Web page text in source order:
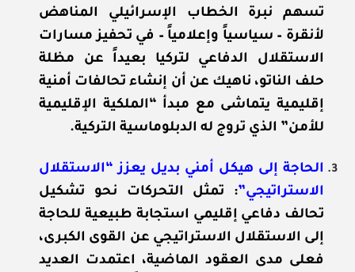
تسهم نبرة الخطاب الإسرائيلي المناهض
لأنقرة – سياسياً وإعلامياً – في تحفيز مسارات
الاستقلال الدفاعي لتركيا بعيداً عن مظلة
حلف الناتو، ناهيك عن أن إنشاء تحالفات أمنية
إقليمية يتماشى مع مبدأ “الملكية الإقليمية
للأمن” الذي تروج له الدبلوماسية التركية.
الحاجة إلى هيكل أمني بديل يعزز “الاستقلال
الاستراتيجي”: تمثل التحركات نحو تشكيل
تحالف دفاعي إقليمي استجابة طبيعية للحاجة
إلى الاستقلال الاستراتيجي عن القوى الكبرى،
فعلى مدى العقود الماضية، اعتمدت العديد